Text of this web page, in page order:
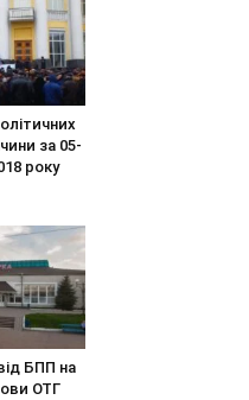
за 05-
року
БПП на
ОТГ